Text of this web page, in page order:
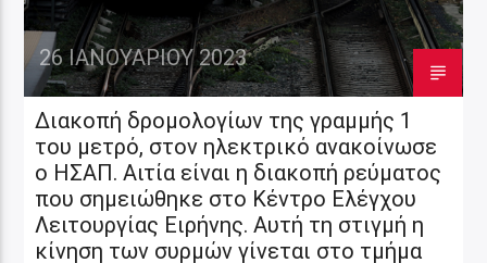
26 ΙΑΝΟΥΑΡΊΟΥ 2023
Διακοπή δρομολογίων της γραμμής 1
του μετρό, στον ηλεκτρικό ανακοίνωσε
ο ΗΣΑΠ. Αιτία είναι η διακοπή ρεύματος
που σημειώθηκε στο Κέντρο Ελέγχου
Λειτουργίας Ειρήνης. Αυτή τη στιγμή η
κίνηση των συρμών γίνεται στο τμήμα